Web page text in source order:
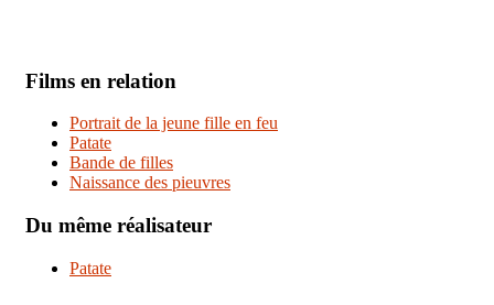
Films en relation
Portrait de la jeune fille en feu
Patate
Bande de filles
Naissance des pieuvres
Du même réalisateur
Patate